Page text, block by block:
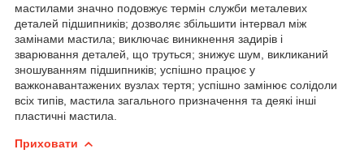
мастилами значно подовжує термін служби металевих
деталей підшипників; дозволяє збільшити інтервал між
замінами мастила; виключає виникнення задирів і
зварювання деталей, що труться; знижує шум, викликаний
зношуванням підшипників; успішно працює у
важконавантажених вузлах тертя; успішно замінює солідоли
всіх типів, мастила загального призначення та деякі інші
пластичні мастила.
Приховати